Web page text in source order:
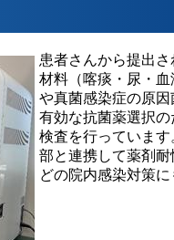
患者さんから提出
材料（喀痰・尿・
や真菌感染症の原
有効な抗菌薬選択
検査を行っていま
部と連携して薬剤
どの院内感染対策に